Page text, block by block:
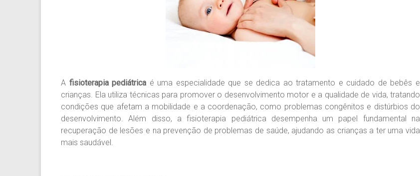
A fisioterapia pediátrica é uma especialidade que se dedica ao tratamento e cuidado de bebês e
crianças. Ela utiliza técnicas para promover o desenvolvimento motor e a qualidade de vida, tratando
condições que afetam a mobilidade e a coordenação, como problemas congênitos e distúrbios do
desenvolvimento. Além disso, a fisioterapia pediátrica desempenha um papel fundamental na
recuperação de lesões e na prevenção de problemas de saúde, ajudando as crianças a ter uma vida
mais saudável.